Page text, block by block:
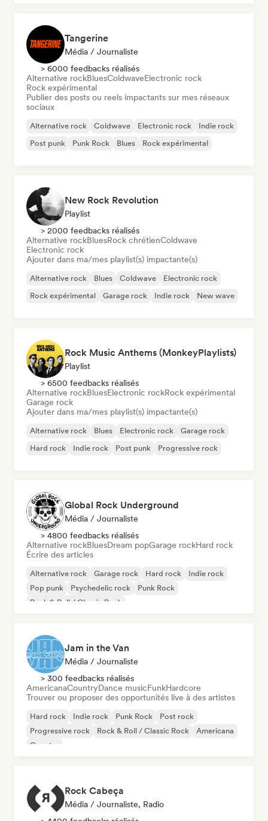
Tangerine
Média / Journaliste
> 6000 feedbacks réalisés
Alternative rockBluesColdwaveElectronic rock
Rock expérimental
Publier des posts ou reels impactants sur mes réseaux
sociaux
Alternative rock Coldwave Electronic rock
Indie rock
Post punk
Punk Rock Blues Rock expérimental
New Rock Revolution
Playlist
> 2000 feedbacks réalisés
Alternative rockBluesRock chrétienColdwave
Electronic rock
Ajouter dans ma/mes playlist(s) impactante(s)
Alternative rock Blues Coldwave
Electronic rock
Rock expérimental
Garage rock Indie rock New wave
Rock Music Anthems (MonkeyPlaylists)
Playlist
> 6500 feedbacks réalisés
Alternative rockBluesElectronic rockRock expérimental
Garage rock
Ajouter dans ma/mes playlist(s) impactante(s)
Alternative rock Blues Electronic rock
Garage rock
Hard rock
Indie rock Post punk Progressive rock
Global Rock Underground
Média / Journaliste
> 4800 feedbacks réalisés
Alternative rockBluesDream popGarage rockHard rock
Écrire des articles
Alternative rock Garage rock Hard rock
Indie rock
Pop punk
Psychedelic rock
Punk Rock
Rock & Roll / Classic Rock
Jam in the Van
Média / Journaliste
> 300 feedbacks réalisés
AmericanaCountryDance musicFunkHardcore
Trouver ou proposer des opportunités live à des artistes
Hard rock Indie rock Punk Rock
Post rock
Progressive rock
Rock & Roll / Classic Rock
Americana
Country
Rock Cabeça
Média / Journaliste, Radio